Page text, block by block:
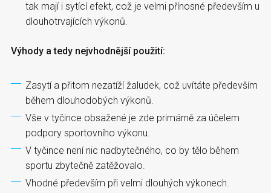
tak mají i sytící efekt, což je velmi přínosné především u
dlouhotrvajících výkonů.
Výhody a tedy nejvhodnější použití:
Zasytí a přitom nezatíží žaludek, což uvítáte především
během dlouhodobých výkonů.
Vše v tyčince obsažené je zde primárně za účelem
podpory sportovního výkonu.
V tyčince není nic nadbytečného, co by tělo během
sportu zbytečně zatěžovalo.
Vhodné především při velmi dlouhých výkonech.